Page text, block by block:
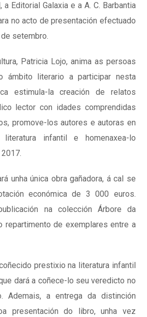
a Editorial Galaxia e a A. C. Barbantia
no acto de presentación efectuado
setembro.
Patricia Lojo, anima as persoas
ámbito literario a participar nesta
estimula-la creación de relatos
lector con idades comprendidas
promove-los autores e autoras en
infantil e homenaxea-lo
unha única obra gañadora, á cal se
económica de 3 000 euros.
na colección Árbore da
repartimento de exemplares entre a
prestixio na literatura infantil
dará a coñece-lo seu veredicto no
Ademais, a entrega da distinción
presentación do libro, unha vez